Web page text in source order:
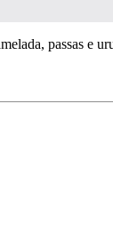
passas e